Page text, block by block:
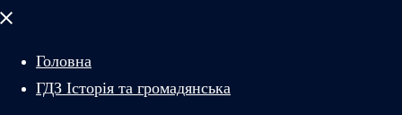
Закрити
Головна
ГДЗ Історія та громадянська